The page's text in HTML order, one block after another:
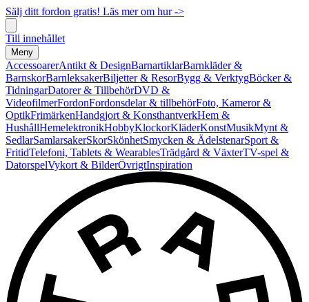
Sälj ditt fordon gratis! Läs mer om hur ->
Till innehållet
Meny
AccessoarerAntikt & DesignBarnartiklarBarnkläder &
BarnskorBarnleksakerBiljetter & ResorBygg & VerktygBöcker &
TidningarDatorer & TillbehörDVD &
VideofilmerFordonFordonsdelar & tillbehörFoto, Kameror &
OptikFrimärkenHandgjort & KonsthantverkHem &
HushållHemelektronikHobbyKlockorKläderKonstMusikMynt &
SedlarSamlarsakerSkorSkönhetSmycken & ÄdelstenarSport &
FritidTelefoni, Tablets & WearablesTrädgård & VäxterTV-spel &
DatorspelVykort & BilderÖvrigtInspiration